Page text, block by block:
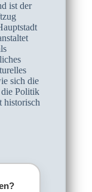
ist der
sich die
die Politik
historisch